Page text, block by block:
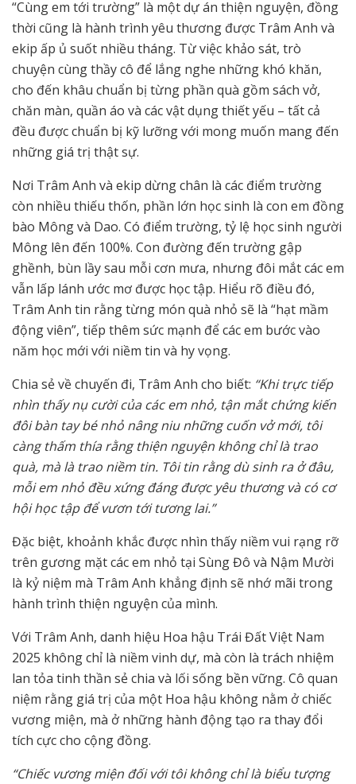
“Cùng em tới trường” là một dự án thiện nguyện, đồng
thời cũng là hành trình yêu thương được Trâm Anh và
ekip ấp ủ suốt nhiều tháng. Từ việc khảo sát, trò
chuyện cùng thầy cô để lắng nghe những khó khăn,
cho đến khâu chuẩn bị từng phần quà gồm sách vở,
chăn màn, quần áo và các vật dụng thiết yếu – tất cả
đều được chuẩn bị kỹ lưỡng với mong muốn mang đến
những giá trị thật sự.
Nơi Trâm Anh và ekip dừng chân là các điểm trường
còn nhiều thiếu thốn, phần lớn học sinh là con em đồng
bào Mông và Dao. Có điểm trường, tỷ lệ học sinh người
Mông lên đến 100%. Con đường đến trường gập
ghềnh, bùn lầy sau mỗi cơn mưa, nhưng đôi mắt các em
vẫn lấp lánh ước mơ được học tập. Hiểu rõ điều đó,
Trâm Anh tin rằng từng món quà nhỏ sẽ là “hạt mầm
động viên”, tiếp thêm sức mạnh để các em bước vào
năm học mới với niềm tin và hy vọng.
Chia sẻ về chuyến đi, Trâm Anh cho biết: “Khi trực tiếp
nhìn thấy nụ cười của các em nhỏ, tận mắt chứng kiến
đôi bàn tay bé nhỏ nâng niu những cuốn vở mới, tôi
càng thấm thía rằng thiện nguyện không chỉ là trao
quà, mà là trao niềm tin. Tôi tin rằng dù sinh ra ở đâu,
mỗi em nhỏ đều xứng đáng được yêu thương và có cơ
hội học tập để vươn tới tương lai.”
Đặc biệt, khoảnh khắc được nhìn thấy niềm vui rạng rỡ
trên gương mặt các em nhỏ tại Sùng Đô và Nậm Mười
là kỷ niệm mà Trâm Anh khẳng định sẽ nhớ mãi trong
hành trình thiện nguyện của mình.
Với Trâm Anh, danh hiệu Hoa hậu Trái Đất Việt Nam
2025 không chỉ là niềm vinh dự, mà còn là trách nhiệm
lan tỏa tinh thần sẻ chia và lối sống bền vững. Cô quan
niệm rằng giá trị của một Hoa hậu không nằm ở chiếc
vương miện, mà ở những hành động tạo ra thay đổi
tích cực cho cộng đồng.
“Chiếc vương miện đối với tôi không chỉ là biểu tượng